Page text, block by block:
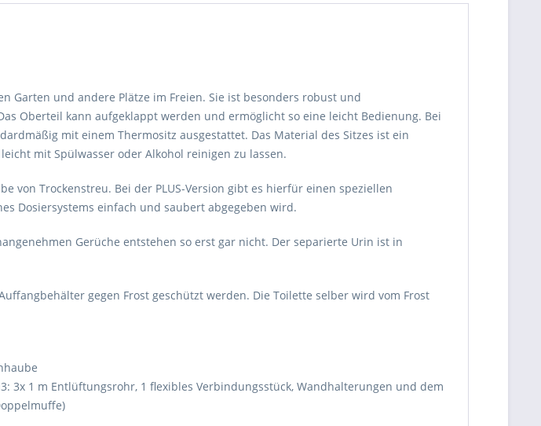
Garten und andere Plätze im Freien. Sie ist besonders robust und
Oberteil kann aufgeklappt werden und ermöglicht so eine leicht Bedienung. Bei
mit einem Thermositz ausgestattet. Das Material des Sitzes ist ein
mit Spülwasser oder Alkohol reinigen zu lassen.
von Trockenstreu. Bei der PLUS-Version gibt es hierfür einen speziellen
Dosiersystems einfach und saubert abgegeben wird.
Gerüche entstehen so erst gar nicht. Der separierte Urin ist in
gegen Frost geschützt werden. Die Toilette selber wird vom Frost
3x 1 m Entlüftungsrohr, 1 flexibles Verbindungsstück, Wandhalterungen und dem